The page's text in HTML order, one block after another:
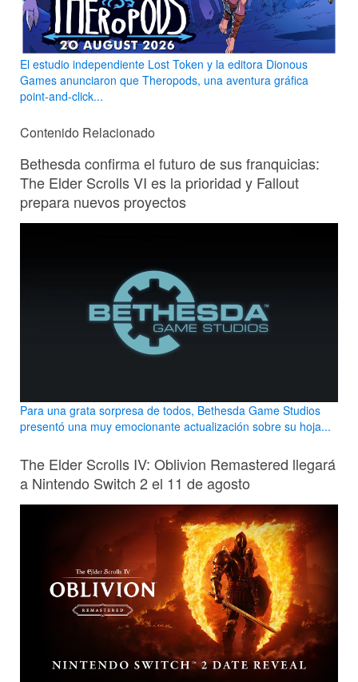
El estudio independiente Lost Token y la editora Dionous
Games anunciaron que Theropods, una aventura gráfica
point-and-click...
Contenido Relacionado
Bethesda confirma el futuro de sus franquicias:
The Elder Scrolls VI es la prioridad y Fallout
prepara nuevos proyectos
Para una grata sorpresa de todos, Bethesda Game Studios
presentó una muy emocionante actualización sobre su hoja...
The Elder Scrolls IV: Oblivion Remastered llegará
a Nintendo Switch 2 el 11 de agosto